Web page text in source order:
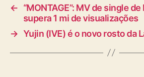
←
“MONTAGE”: MV de single
supera 1 mi de visualizações
→ Yujin (IVE) é o novo rosto da